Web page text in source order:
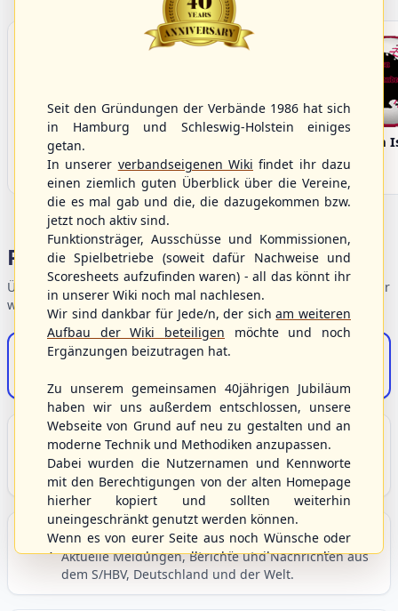
Bargenstedt
Beavers
Fehmarn
Portalbereiche
Übersicht der Verbandsbereiche – wählen Sie einen Einstieg für
weiterführende Informationen.
S/HBV-Shop
Unser Sport
Grundlagen und Hintergründe zu Baseball, Softball
und Baseball5.
Berichte und Neuigkeiten
Aktuelle Meldungen, Berichte und Nachrichten aus
dem S/HBV, Deutschland und der Welt.
Seit den Gründungen der Verbände 1986 hat sich
in Hamburg und Schleswig-Holstein einiges
getan.
In unserer verbandseigenen Wiki findet ihr dazu
einen ziemlich guten Überblick über die Vereine,
die es mal gab und die, die dazugekommen bzw.
jetzt noch aktiv sind.
Funktionsträger, Ausschüsse und Kommissionen,
die Spielbetriebe (soweit dafür Nachweise und
Scoresheets aufzufinden waren) - all das könnt ihr
in unserer Wiki noch mal nachlesen.
Wir sind dankbar für Jede/n, der sicham weiteren
Aufbau der Wiki beteiligen möchte und noch
Ergänzungen beizutragen hat.
Zu unserem gemeinsamen 40jährigen Jubiläum
haben wir uns außerdem entschlossen, unsere
Webseite von Grund auf neu zu gestalten und an
moderne Technik und Methodiken anzupassen.
Dabei wurden die Nutzernamen und Kennworte
mit den Berechtigungen von der alten Homepage
hierher kopiert und sollten weiterhin
uneingeschränkt genutzt werden können.
Wenn es von eurer Seite aus noch Wünsche oder
Anregungen geben sollte, könnt ihr uns diese
gerne an die Verbandsadresseinfo@shbvnet.de
schicken.